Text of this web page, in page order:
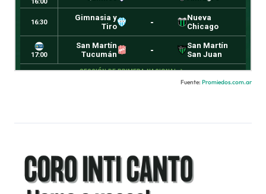
Fuente: Promiedos.com.ar